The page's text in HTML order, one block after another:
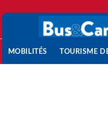
MOBILITÉS TOURISME